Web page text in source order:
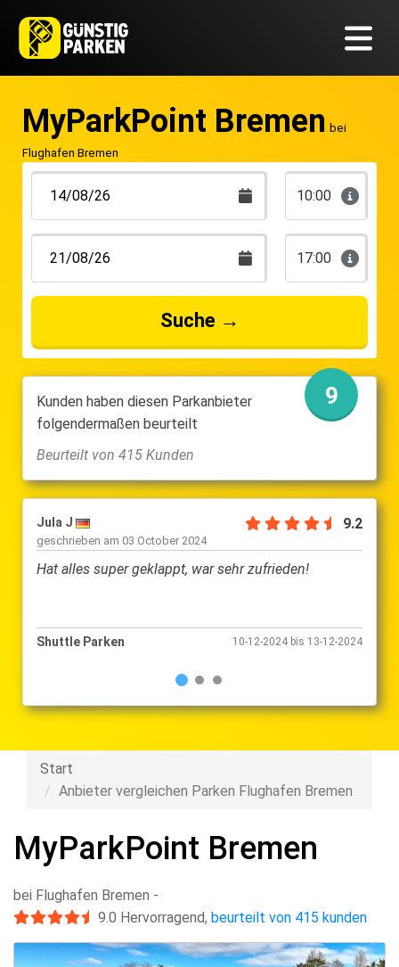
MyParkPoint Bremen bei
Flughafen Bremen
10:00
17:00
Suche→
Kunden haben diesen Parkanbieter
folgendermaßen beurteilt
9
Beurteilt von 415 Kunden
Jula J
geschrieben am 03 October 2024
9.2
Hat alles super geklappt, war sehr zufrieden!
Shuttle Parken 10-12-2024 bis 13-12-2024
Start
Anbieter vergleichen Parken Flughafen Bremen
MyParkPoint Bremen
bei Flughafen Bremen -
9.0 Hervorragend, beurteilt von 415 kunden